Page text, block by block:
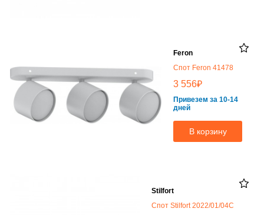
Feron
Спот Feron 41478
3 556₽
Привезем за 10-14
дней
В корзину
Stilfort
Спот Stilfort 2022/01/04C